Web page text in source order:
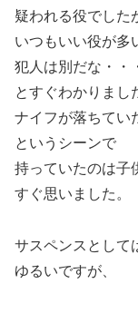
疑われる役でした
いつもいい役が多
犯人は別だな・・
とすぐわかりまし
ナイフが落ちてい
というシーンで
持っていたのは子
すぐ思いました。
サスペンスとして
ゆるいですが、